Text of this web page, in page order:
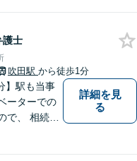
護士
吹田駅 から徒歩1分
】駅も当事
ーターでの
で、 相続の
詳細を見
る